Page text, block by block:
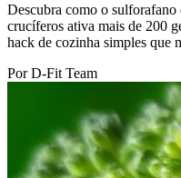
Descubra como o
crucíferos ativa mais de 200
hack de cozinha simples que
Por D-Fit Team